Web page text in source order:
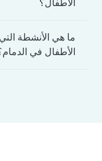
الأطفال؟
ما هي الأنشطة التي
الأطفال في